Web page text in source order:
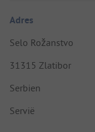
Adres
Selo Rožanstvo
31315 Zlatibor
Serbien
Servië